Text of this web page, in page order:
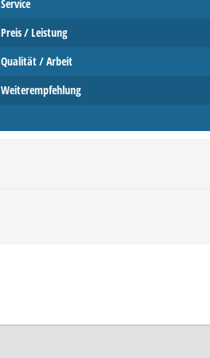
Service
Preis / Leistung
Qualität / Arbeit
Weiterempfehlung